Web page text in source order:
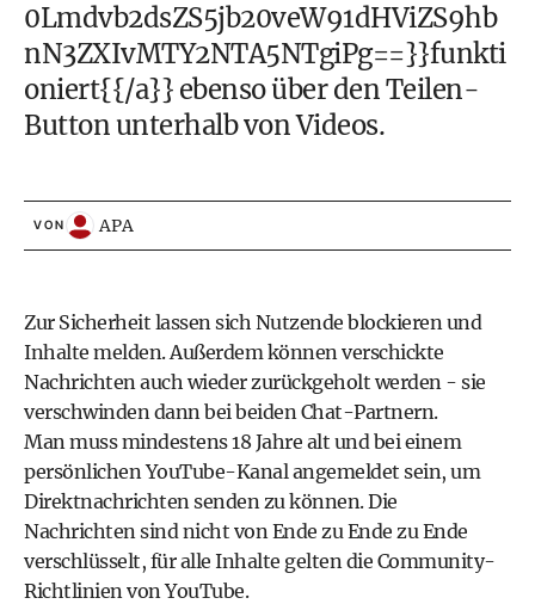
0Lmdvb2dsZS5jb20veW91dHViZS9hb
nN3ZXIvMTY2NTA5NTgiPg==}}funkti
oniert{{/a}} ebenso über den Teilen-
Button unterhalb von Videos.
VON APA
Zur Sicherheit lassen sich Nutzende blockieren und
Inhalte melden. Außerdem können verschickte
Nachrichten auch wieder zurückgeholt werden - sie
verschwinden dann bei beiden Chat-Partnern.
Man muss mindestens 18 Jahre alt und bei einem
persönlichen YouTube-Kanal angemeldet sein, um
Direktnachrichten senden zu können. Die
Nachrichten sind nicht von Ende zu Ende zu Ende
verschlüsselt, für alle Inhalte gelten die Community-
Richtlinien von YouTube.